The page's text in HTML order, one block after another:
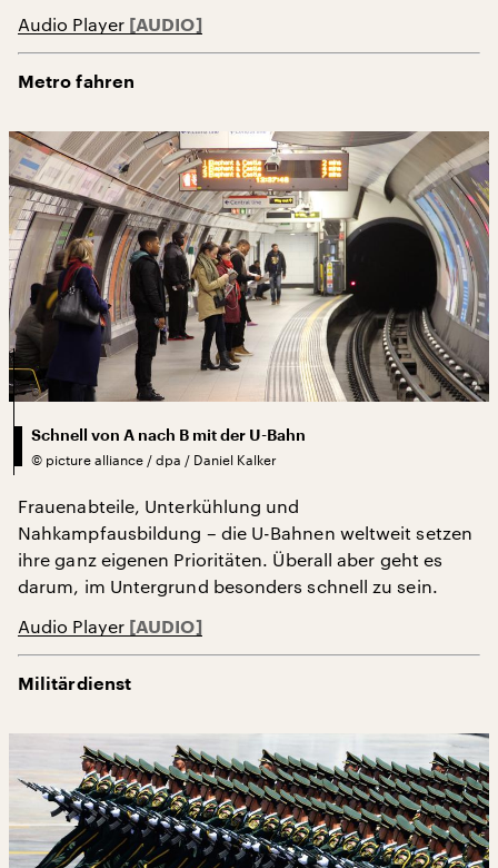
Audio Player
Metro fahren
Schnell von A nach B mit der U-Bahn
© picture alliance / dpa / Daniel Kalker
Frauenabteile, Unterkühlung und
Nahkampfausbildung – die U-Bahnen weltweit setzen
ihre ganz eigenen Prioritäten. Überall aber geht es
darum, im Untergrund besonders schnell zu sein.
Audio Player
Militärdienst